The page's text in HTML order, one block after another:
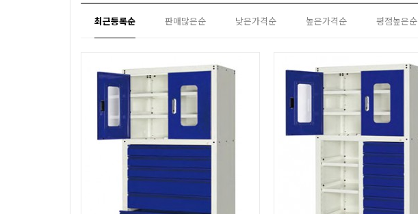
최근등록순 판매많은순 낮은가격순 높은가격순 평점높은순